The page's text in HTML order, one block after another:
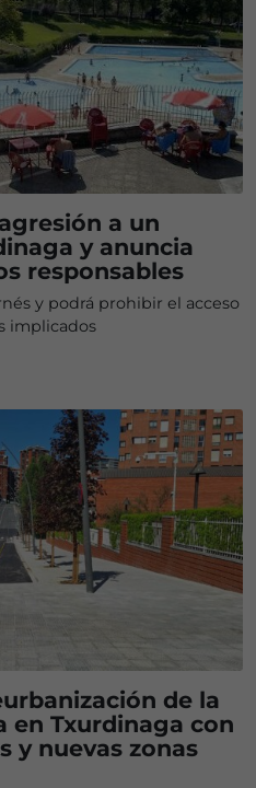
a un
y anuncia
responsables
y podrá prohibir el acceso
implicados
de la
en Txurdinaga con
y nuevas zonas